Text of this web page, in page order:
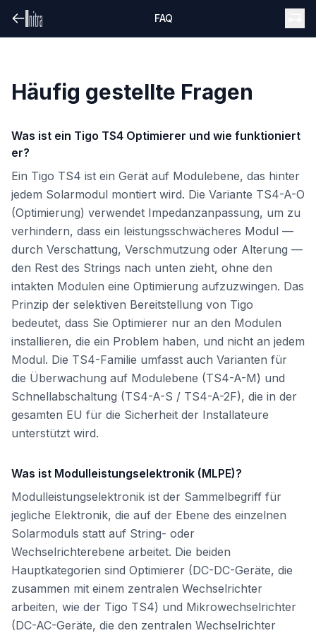
FAQ
Häufig gestellte Fragen
Was ist ein Tigo TS4 Optimierer und wie funktioniert
er?
Ein Tigo TS4 ist ein Gerät auf Modulebene, das hinter
jedem Solarmodul montiert wird. Die Variante TS4-A-O
(Optimierung) verwendet Impedanzanpassung, um zu
verhindern, dass ein leistungsschwächeres Modul —
durch Verschattung, Verschmutzung oder Alterung —
den Rest des Strings nach unten zieht, ohne den
intakten Modulen eine Optimierung aufzuzwingen. Das
Prinzip der selektiven Bereitstellung von Tigo
bedeutet, dass Sie Optimierer nur an den Modulen
installieren, die ein Problem haben, und nicht an jedem
Modul. Die TS4-Familie umfasst auch Varianten für
die Überwachung auf Modulebene (TS4-A-M) und
Schnellabschaltung (TS4-A-S / TS4-A-2F), die in der
gesamten EU für die Sicherheit der Installateure
unterstützt wird.
Was ist Modulleistungselektronik (MLPE)?
Modulleistungselektronik ist der Sammelbegriff für
jegliche Elektronik, die auf der Ebene des einzelnen
Solarmoduls statt auf String- oder
Wechselrichterebene arbeitet. Die beiden
Hauptkategorien sind Optimierer (DC-DC-Geräte, die
zusammen mit einem zentralen Wechselrichter
arbeiten, wie der Tigo TS4) und Mikrowechselrichter
(DC-AC-Geräte, die den zentralen Wechselrichter